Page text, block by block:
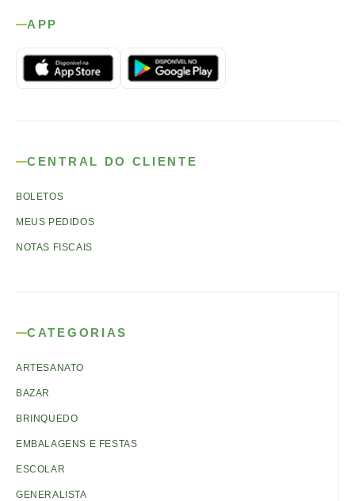
APP
CENTRAL DO CLIENTE
BOLETOS
MEUS PEDIDOS
NOTAS FISCAIS
CATEGORIAS
ARTESANATO
BAZAR
BRINQUEDO
EMBALAGENS E FESTAS
ESCOLAR
GENERALISTA